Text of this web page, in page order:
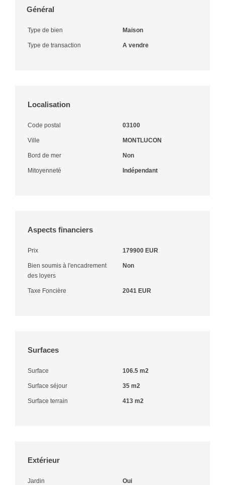
Général
Type de bien Maison
Type de transaction A vendre
Localisation
Code postal 03100
Ville MONTLUCON
Bord de mer Non
Mitoyenneté Indépendant
Aspects financiers
Prix 179900 EUR
Bien soumis à l'encadrement
des loyers
Non
Taxe Foncière 2041 EUR
Surfaces
Surface 106.5 m2
Surface séjour 35 m2
Surface terrain 413 m2
Extérieur
Jardin Oui